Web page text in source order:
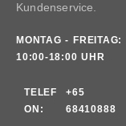
Kundenservice.
MONTAG - FREITAG:
10:00-18:00 UHR
TELEF
ON:
+65
68410888